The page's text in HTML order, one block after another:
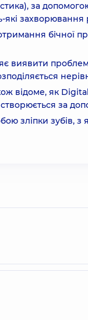
за
які
бічної
виявити
відоме, як
за
зліпки зубів,